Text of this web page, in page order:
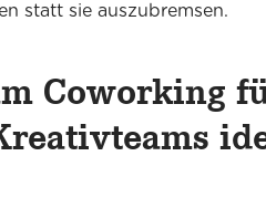
statt sie auszubremsen.
Coworking